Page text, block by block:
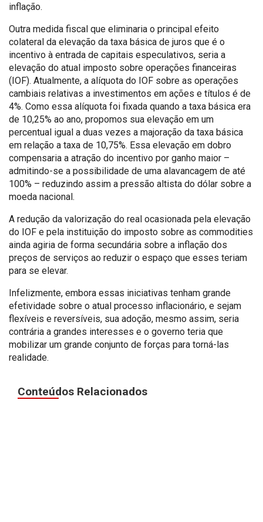
inflação.
Outra medida fiscal que eliminaria o principal efeito
colateral da elevação da taxa básica de juros que é o
incentivo à entrada de capitais especulativos, seria a
elevação do atual imposto sobre operações financeiras
(IOF). Atualmente, a alíquota do IOF sobre as operações
cambiais relativas a investimentos em ações e títulos é de
4%. Como essa alíquota foi fixada quando a taxa básica era
de 10,25% ao ano, propomos sua elevação em um
percentual igual a duas vezes a majoração da taxa básica
em relação a taxa de 10,75%. Essa elevação em dobro
compensaria a atração do incentivo por ganho maior –
admitindo-se a possibilidade de uma alavancagem de até
100% – reduzindo assim a pressão altista do dólar sobre a
moeda nacional.
A redução da valorização do real ocasionada pela elevação
do IOF e pela instituição do imposto sobre as commodities
ainda agiria de forma secundária sobre a inflação dos
preços de serviços ao reduzir o espaço que esses teriam
para se elevar.
Infelizmente, embora essas iniciativas tenham grande
efetividade sobre o atual processo inflacionário, e sejam
flexíveis e reversíveis, sua adoção, mesmo assim, seria
contrária a grandes interesses e o governo teria que
mobilizar um grande conjunto de forças para torná-las
realidade.
Conteúdos Relacionados